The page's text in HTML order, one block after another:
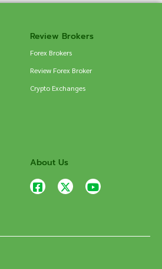
Review Brokers
Forex Brokers
Review Forex Broker
Crypto Exchanges
About Us